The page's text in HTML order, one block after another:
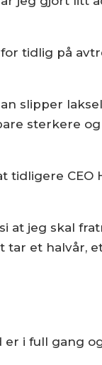
tidlig på
slipper
sterkere
tidligere CEO
at jeg skal
et halvår,
i full gang